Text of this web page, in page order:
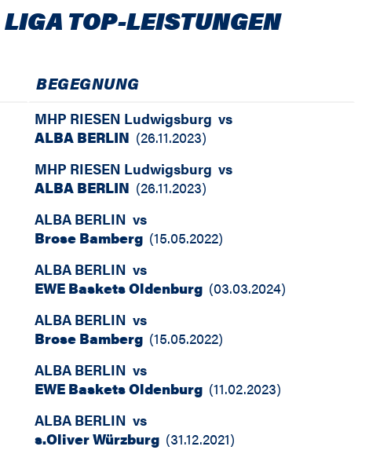
LIGA TOP-LEISTUNGEN
BEGEGNUNG
MHP RIESEN Ludwigsburg vs
ALBA BERLIN (26.11.2023)
MHP RIESEN Ludwigsburg vs
ALBA BERLIN (26.11.2023)
ALBA BERLIN vs
Brose Bamberg (15.05.2022)
ALBA BERLIN vs
EWE Baskets Oldenburg (03.03.2024)
ALBA BERLIN vs
Brose Bamberg (15.05.2022)
ALBA BERLIN vs
EWE Baskets Oldenburg (11.02.2023)
ALBA BERLIN vs
s.Oliver Würzburg (31.12.2021)